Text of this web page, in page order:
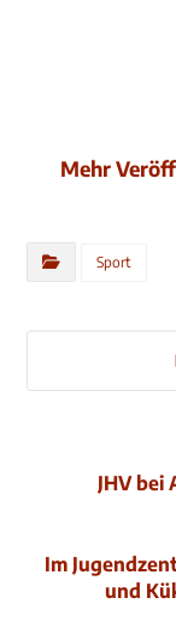
Mehr
Sport
JHV bei
Im
und